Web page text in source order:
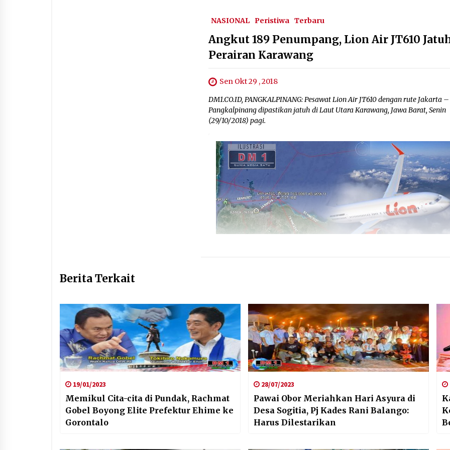
NASIONAL Peristiwa Terbaru
Angkut 189 Penumpang, Lion Air JT610
Perairan Karawang
Sen Okt 29 , 2018
DM1.CO.ID, PANGKALPINANG: Pesawat Lion Air JT610 dengan rute Jakarta –
Pangkalpinang dipastikan jatuh di Laut Utara Karawang, Jawa Barat, Senin
(29/10/2018) pagi.
Berita Terkait
19/01/2023
Memikul Cita-cita di Pundak, Rachmat
Gobel Boyong Elite Prefektur Ehime ke
Gorontalo
28/07/2023
Pawai Obor Meriahkan Hari Asyura di
Desa Sogitia, Pj Kades Rani Balango:
Harus Dilestarikan